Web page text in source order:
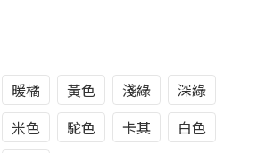
暖橘 黃色 淺綠
深綠
米色 駝色 卡其
白色